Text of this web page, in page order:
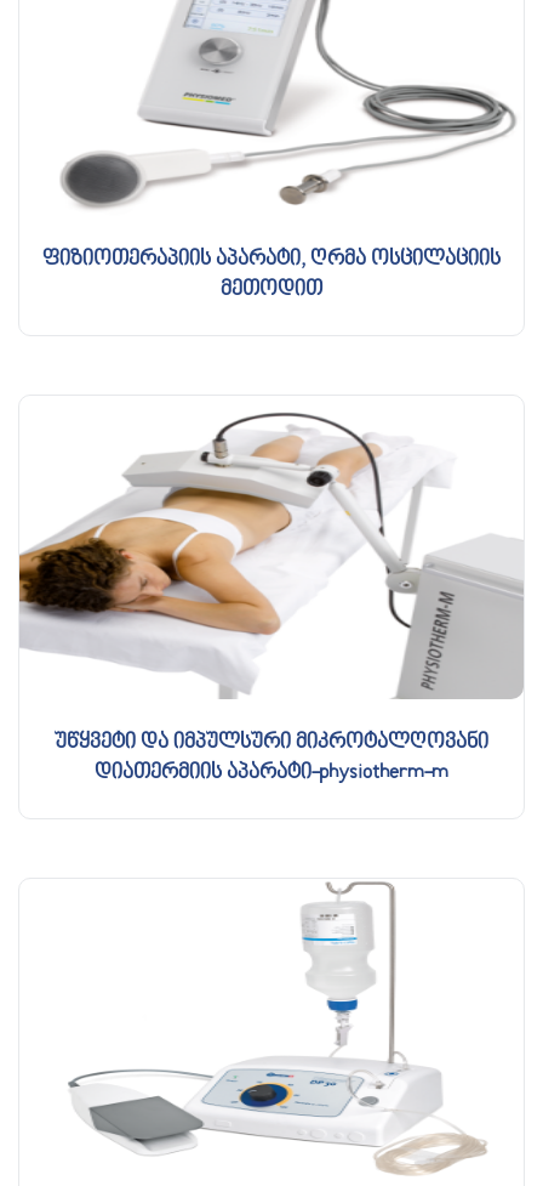
ფიზიოთერაპიის აპარატი, ღრმა ოსცილაციის
მეთოდით
უწყვეტი და იმპულსური მიკროტალღოვანი
დიათერმიის აპარატი-physiotherm-m